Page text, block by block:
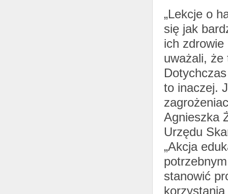
„Lekcje o
się jak
ich zdrowie
uważali,
to inaczej.
Agnieszka
Urzędu
„Akcja
stanowić